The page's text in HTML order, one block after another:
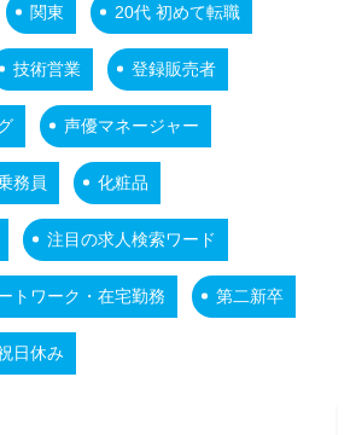
関東 20代 初めて転職
技術営業 登録販売者
声優マネージャー
務員 化粧品
注目の求人検索ワード
トワーク・在宅勤務 第二新卒
日休み